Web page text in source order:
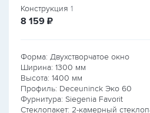
Конструкция 1
8 159 руб.
₽
Форма: Двухстворчатое окно
Ширина: 1300 мм
Высота: 1400 мм
Профиль: Deceuninck Эко 60
Фурнитура: Siegenia Favorit
Стеклопакет: 2-камерный